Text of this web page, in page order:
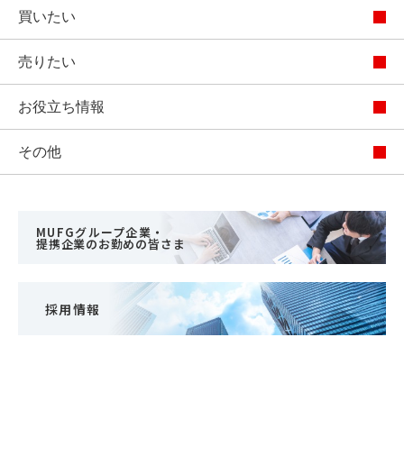
買いたい
売りたい
お役立ち情報
その他
MUFGグループ企業・
提携企業のお勤めの皆さま
採用情報